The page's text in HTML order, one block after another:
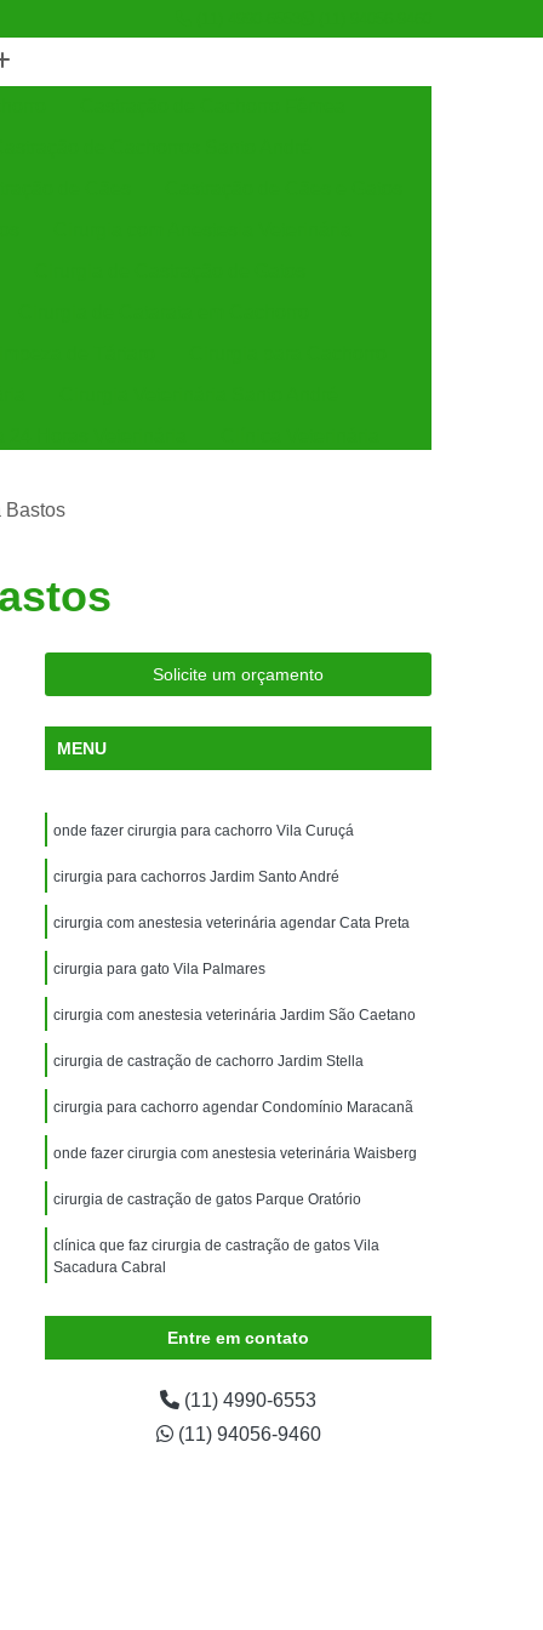
Gatos
Clínica Veterinária São Caetano
para Silvestres
para Animais Silvestres
Consulta para Animais Silvestres
Santo André
Veterinária para Animais Silvestres
Exame de Eletrocardiograma Veterinário
Exame de Imagem para Animais
Exame de Radiologia para Animais
Exame de Sangue para Animais
Exame para Animais São Caetano
Animal
para Cachorro
Internação para Gatos
Uti Veterinária
Internação Veterinária São Caetano
Limpeza de Tártaro para Cães
São Caetano
Bastos
Solicite um orçamento
MENU
onde fazer cirurgia para cachorro Vila Curuçá
cirurgia para cachorros Jardim Santo André
cirurgia com anestesia veterinária agendar Cata Preta
cirurgia para gato Vila Palmares
cirurgia com anestesia veterinária Jardim São Caetano
cirurgia de castração de cachorro Jardim Stella
cirurgia para cachorro agendar Condomínio Maracanã
onde fazer cirurgia com anestesia veterinária Waisberg
cirurgia de castração de gatos Parque Oratório
clínica que faz cirurgia de castração de gatos Vila
Sacadura Cabral
Entre em contato
(11) 4990-6553
(11) 94056-9460